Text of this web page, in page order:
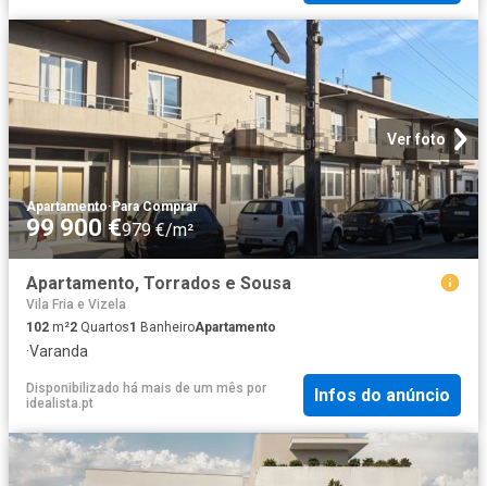
Ver foto
Apartamento· Para Comprar
99 900 €979 €/m²
Apartamento, Torrados e Sousa
Vila Fria e Vizela
102 m²2 Quartos1 BanheiroApartamento
·Varanda
Disponibilizado há mais de um mês por
idealista.pt
Infos do anúncio